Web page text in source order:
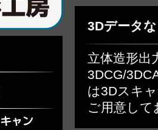
3Dデータ
立体造形出
3DCG/
は3Dスキ
ご用意して